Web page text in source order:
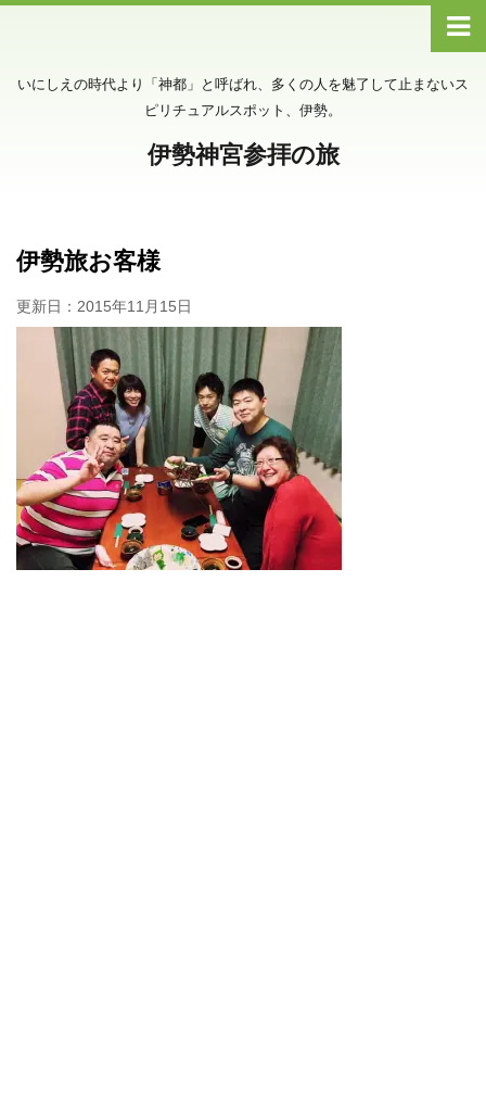
いにしえの時代より「神都」と呼ばれ、多くの人を魅了して止まないス
ピリチュアルスポット、伊勢。
伊勢神宮参拝の旅
伊勢旅お客様
更新日： 2015年11月15日